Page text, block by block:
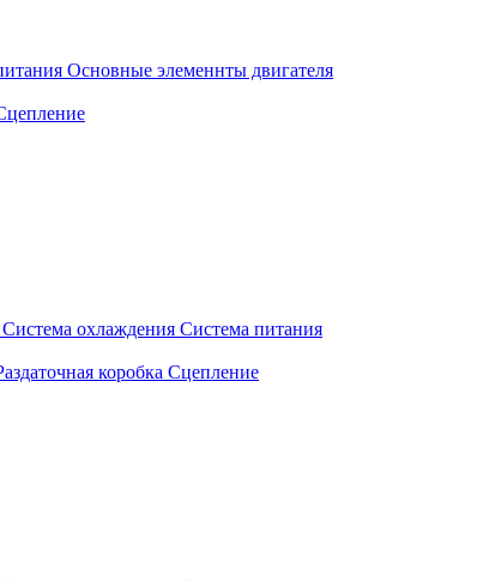
Основные элеменнты двигателя
Система охлаждения Система питания
коробка Сцепление